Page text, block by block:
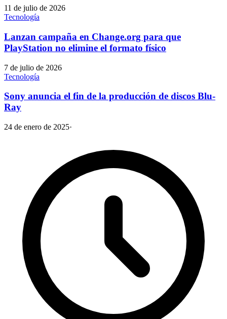
11 de julio de 2026
Tecnología
Lanzan campaña en Change.org para que
PlayStation no elimine el formato físico
7 de julio de 2026
Tecnología
Sony anuncia el fin de la producción de discos Blu-
Ray
24 de enero de 2025·